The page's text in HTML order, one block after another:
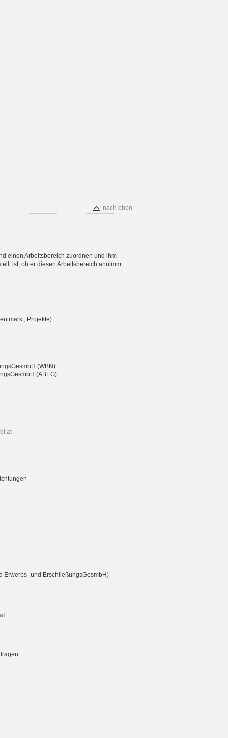
nach oben
einen Arbeitsbereich zuordnen und ihm
ist, ob er diesen Arbeitsbereich annimmt
Projekte)
(WBN)
(ABEG)
at
Erwerbs- und ErschließungsGesmbH)